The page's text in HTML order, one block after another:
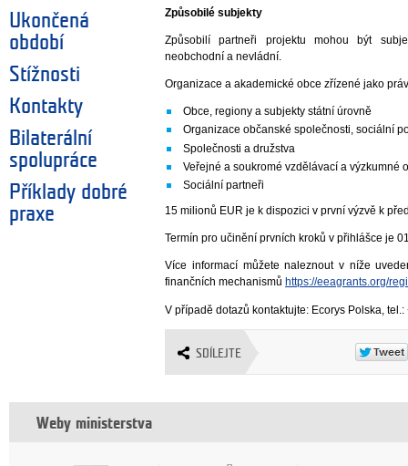
Ukončená
období
Stížnosti
Kontakty
Bilaterální
spolupráce
Příklady dobré
praxe
Způsobilé subjekty
Způsobilí partneři projektu mohou být
neobchodní a nevládní.
Organizace a akademické obce zřízené jako
Obce, regiony a subjekty státní úrovně
Organizace občanské společnosti, sociální
Společnosti a družstva
Veřejné a soukromé vzdělávací a výzkumné
Sociální partneři
15 milionů EUR je k dispozici v první výzvě k
Termín pro učinění prvních kroků v přihlášce je
Více informací můžete naleznout v níže
finančních mechanismů https://eeagrants.org/
V případě dotazů kontaktujte: Ecorys Polska,
SDÍLEJTE
Weby ministerstva